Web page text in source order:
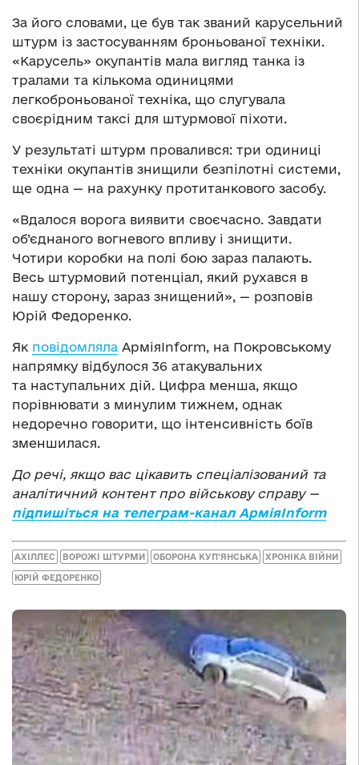
За його словами, це був так званий карусельний
штурм із застосуванням броньованої техніки.
«Карусель» окупантів мала вигляд танка із
тралами та кількома одиницями
легкоброньованої техніка, що слугувала
своєрідним таксі для штурмової піхоти.
У результаті штурм провалився: три одиниці
техніки окупантів знищили безпілотні системи,
ще одна — на рахунку протитанкового засобу.
«Вдалося ворога виявити своєчасно. Завдати
об’єднаного вогневого впливу і знищити.
Чотири коробки на полі бою зараз палають.
Весь штурмовий потенціал, який рухався в
нашу сторону, зараз знищений», — розповів
Юрій Федоренко.
Як повідомляла АрміяInform, на Покровському
напрямку відбулося 36 атакувальних
та наступальних дій. Цифра менша, якщо
порівнювати з минулим тижнем, однак
недоречно говорити, що інтенсивність боїв
зменшилася.
До речі, якщо вас цікавить спеціалізований та
аналітичний контент про військову справу —
підпишіться на телеграм-канал АрміяInform
АХІЛЛЕС ВОРОЖІ ШТУРМИ ОБОРОНА КУП'ЯНСЬКА ХРОНІКА ВІЙНИ
ЮРІЙ ФЕДОРЕНКО